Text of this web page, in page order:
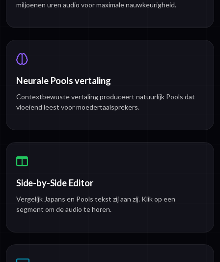
miljoenen uren audio voor maximale nauwkeurigheid.
Neurale Pools vertaling
Contextbewuste vertaling produceert natuurlijk Pools dat
vloeiend leest voor moedertaalsprekers.
Side-by-Side Editor
Vergelijk Japans en Pools tekst zij aan zij. Klik op een
segment om de audio te horen.